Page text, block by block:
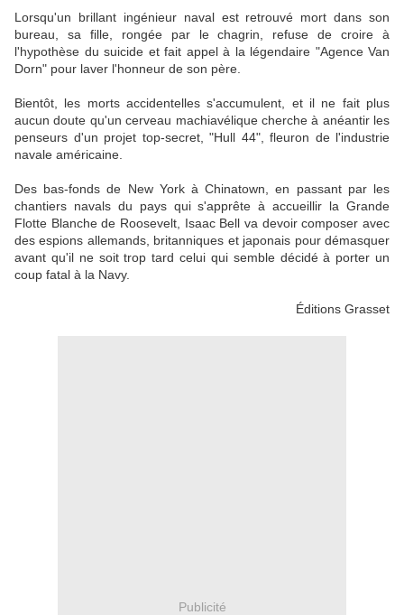
Lorsqu'un brillant ingénieur naval est retrouvé mort dans son
bureau, sa fille, rongée par le chagrin, refuse de croire à
l'hypothèse du suicide et fait appel à la légendaire "Agence Van
Dorn" pour laver l'honneur de son père.
Bientôt, les morts accidentelles s'accumulent, et il ne fait plus
aucun doute qu'un cerveau machiavélique cherche à anéantir les
penseurs d'un projet top-secret, "Hull 44", fleuron de l'industrie
navale américaine.
Des bas-fonds de New York à Chinatown, en passant par les
chantiers navals du pays qui s'apprête à accueillir la Grande
Flotte Blanche de Roosevelt, Isaac Bell va devoir composer avec
des espions allemands, britanniques et japonais pour démasquer
avant qu'il ne soit trop tard celui qui semble décidé à porter un
coup fatal à la Navy.
Éditions Grasset
Publicité